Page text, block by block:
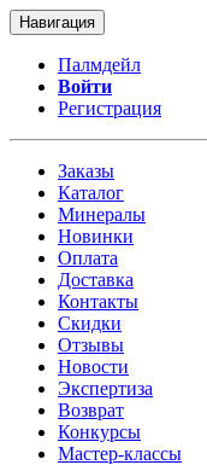
Навигация
Палмдейл
Войти
Регистрация
Заказы
Каталог
Минералы
Новинки
Оплата
Доставка
Контакты
Скидки
Отзывы
Новости
Экспертиза
Возврат
Конкурсы
Мастер-классы